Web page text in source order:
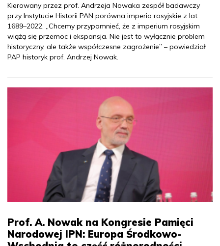
Kierowany przez prof. Andrzeja Nowaka zespół badawczy
przy Instytucie Historii PAN porówna imperia rosyjskie z lat
1689–2022. „Chcemy przypomnieć, że z imperium rosyjskim
wiążą się przemoc i ekspansja. Nie jest to wyłącznie problem
historyczny, ale także współczesne zagrożenie” – powiedział
PAP historyk prof. Andrzej Nowak.
Prof. A. Nowak na Kongresie Pamięci
Narodowej IPN: Europa Środkowo-